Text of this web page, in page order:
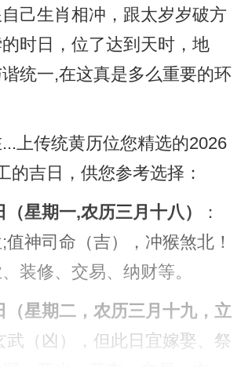
己生肖相冲，跟太岁岁破方
时日，位了达到天时，地
统一,在这真是多么重要的环
上传统黄历位您精选的2026
的吉日，供您参考选择：
星期一,农历三月十八）
：
神司命（吉），冲猴煞北！
装修、交易、纳财等。
（星期二，农历三月十九，立
武（凶），但此日宜嫁娶、祭